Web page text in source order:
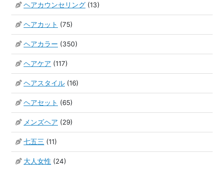
ヘアカウンセリング (13)
ヘアカット (75)
ヘアカラー (350)
ヘアケア (117)
ヘアスタイル (16)
ヘアセット (65)
メンズヘア (29)
七五三 (11)
大人女性 (24)